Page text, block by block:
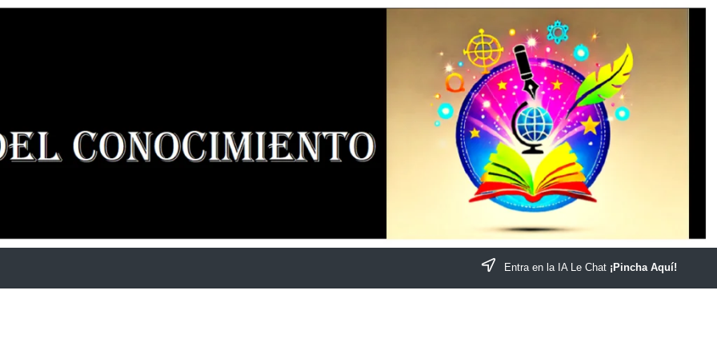
Entra en la IA Le Chat ¡Pincha Aquí!